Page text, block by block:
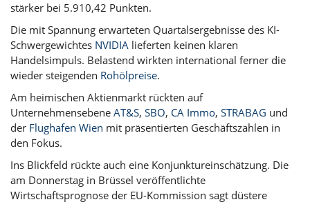
stärker bei 5.910,42 Punkten.
Die mit Spannung erwarteten Quartalsergebnisse des KI-
Schwergewichtes NVIDIA lieferten keinen klaren
Handelsimpuls. Belastend wirkten international ferner die
wieder steigenden Rohölpreise.
Am heimischen Aktienmarkt rückten auf
Unternehmensebene AT&S, SBO, CA Immo, STRABAG und
der Flughafen Wien mit präsentierten Geschäftszahlen in
den Fokus.
Ins Blickfeld rückte auch eine Konjunktureinschätzung. Die
am Donnerstag in Brüssel veröffentlichte
Wirtschaftsprognose der EU-Kommission sagt düstere